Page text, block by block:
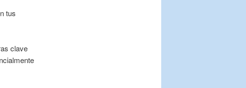
tus
clave